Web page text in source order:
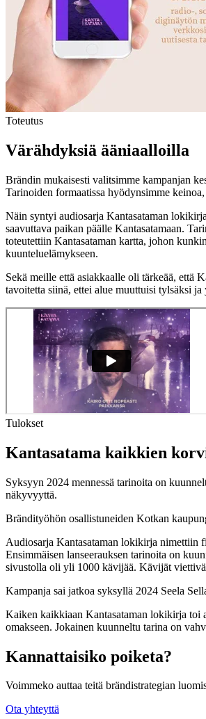
Toteutus
Värähdyksiä ääniaalloilla
Brändin mukaisesti valitsimme kampanjan
Tarinoiden formaatissa hyödynsimme
Näin syntyi audiosarja Kantasataman
saavuttava paikan päälle Kantasatamaan.
toteutettiin Kantasataman kartta, johon
kuunteluelämykseen.
Sekä meille että asiakkaalle oli tärkeää, että
tavoitetta siinä, ettei alue muuttuisi tylsäksi
Tulokset
Kantasatama kaikkien
Syksyyn 2024 mennessä tarinoita on
näkyvyyttä.
Brändityöhön osallistuneiden Kotkan
Audiosarja Kantasataman lokikirja nimettiin
Ensimmäisen lanseerauksen tarinoita on
sivustolla oli yli 1000 kävijää. Kävijät
Kampanja sai jatkoa syksyllä 2024 Seela
Kaiken kaikkiaan Kantasataman lokikirja toi
omakseen. Jokainen kuunneltu tarina on
Kannattaisiko poiketa?
Voimmeko auttaa teitä brändistrategian
Ota yhteyttä